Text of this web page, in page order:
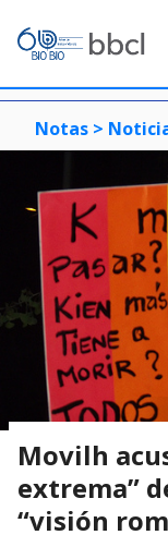
Notas >
Movilh
extrema”
“visión